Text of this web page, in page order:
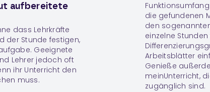
aufbereitete
dass Lehrkräfte
der Stunde festigen,
Geeignete
Lehrer jedoch oft
ihr Unterricht den
muss.
die gefundenen
den
einzelne
Arbeitsblätter
Genieße
meinUnterricht,
zugänglich sind.